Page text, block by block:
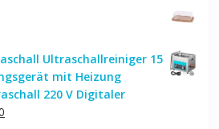
Ultraschallreiniger 15
mit Heizung
220 V Digitaler
Aktueller